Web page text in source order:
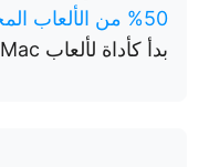
50% من الألعاب المحمولة
بدأ كأداة لألعاب Mac فاشلة.